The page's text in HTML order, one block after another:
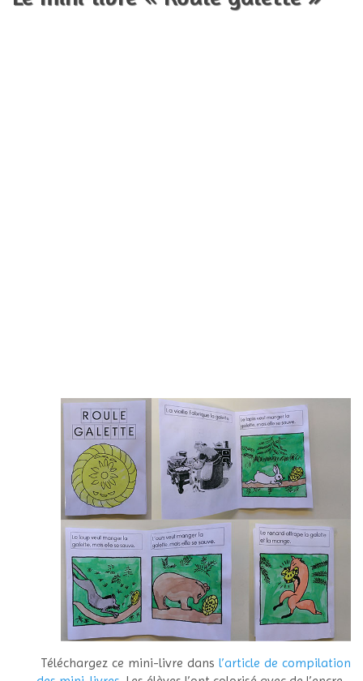
Téléchargez ce mini-livre dans l’article de compilation